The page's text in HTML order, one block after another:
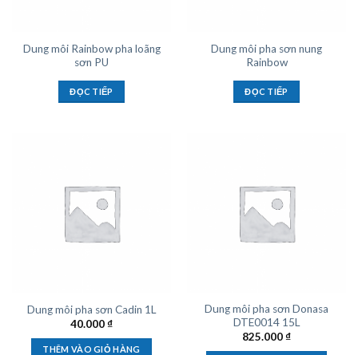
Dung môi Rainbow pha loãng
sơn PU
ĐỌC TIẾP
Dung môi pha sơn nung
Rainbow
ĐỌC TIẾP
Dung môi pha sơn Cadin 1L
40.000₫
THÊM VÀO GIỎ HÀNG
Dung môi pha sơn Donasa
DTE0014 15L
825.000₫